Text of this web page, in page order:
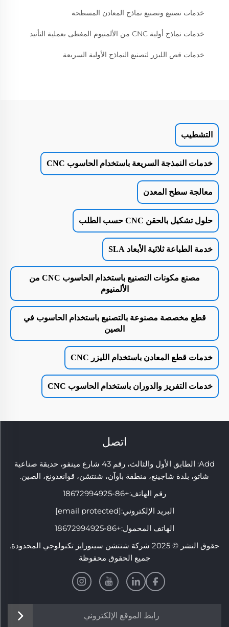
خدمات تصنيع وتصنيع نماذج المعادن المسطحة
خدمات نماذج أولية CNC من الألمنيوم المغطى بعملية التأنيد
خدمات قص الليزر لتصنيع النماذج الأولية السريعة
التشطيب
خدمات النمذجة السريعة باستخدام الحاسوب CNC
معالجة سطح المعدن
حلول تشكيل بالحقن CNC حسب الطلب
خدمة الطباعة ثلاثية الأبعاد SLA
مصنع مكونات التصنيع باستخدام الحاسوب CNC من
الألمنيوم
قطع مخصصة مصنوعة بالتصنيع باستخدام الحاسوب في
الصين
خدمات قطع المعادن باستخدام الليزر CNC
خدمات التفريز والدوران باستخدام الحاسوب CNC
اتصل
Add: الطابق الأول والثالث، رقم 43 شارع مينفو، حديقة صناعية
شاتو، بلدة شاجينغ، منطقة باوآن، شنتشن، قوانغدونغ، الصين.
رقم الهاتف:+86-18672994925
البريد الإلكتروني:[email protected]
الهاتف المحمول:+86-18672994925
حقوق النشر © 2025 شركة شنتشن سينورايز تكنولوجي المحدودة.
جميع الحقوق محفوظة
رابط الموقع الإلكتروني